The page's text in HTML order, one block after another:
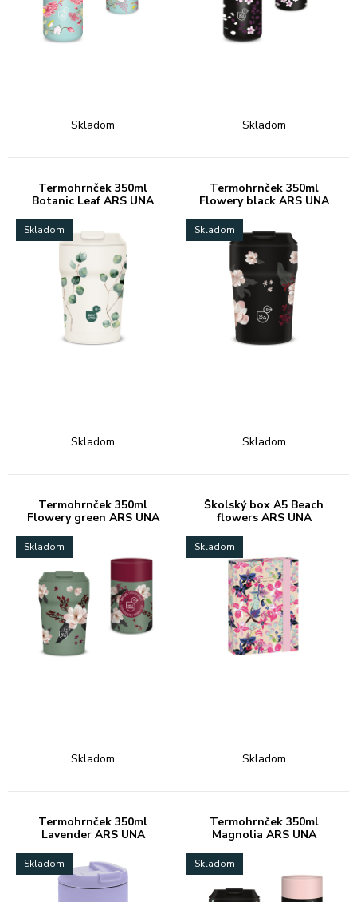
Skladom Skladom
Termohrnček 350ml
Botanic Leaf ARS UNA
Skladom
Skladom
Termohrnček 350ml
Flowery black ARS UNA
Skladom
Skladom
Termohrnček 350ml
Flowery green ARS UNA
Skladom
Skladom
Školský box A5 Beach
flowers ARS UNA
Skladom
Skladom
Termohrnček 350ml
Lavender ARS UNA
Skladom
Termohrnček 350ml
Magnolia ARS UNA
Skladom